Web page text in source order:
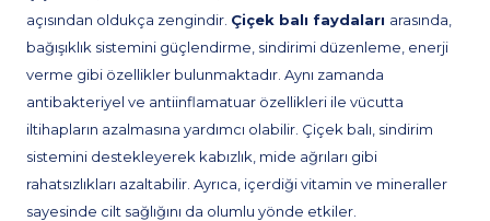
açısından oldukça zengindir. Çiçek balı faydaları arasında,
bağışıklık sistemini güçlendirme, sindirimi düzenleme, enerji
verme gibi özellikler bulunmaktadır. Aynı zamanda
antibakteriyel ve antiinflamatuar özellikleri ile vücutta
iltihapların azalmasına yardımcı olabilir. Çiçek balı, sindirim
sistemini destekleyerek kabızlık, mide ağrıları gibi
rahatsızlıkları azaltabilir. Ayrıca, içerdiği vitamin ve mineraller
sayesinde cilt sağlığını da olumlu yönde etkiler.